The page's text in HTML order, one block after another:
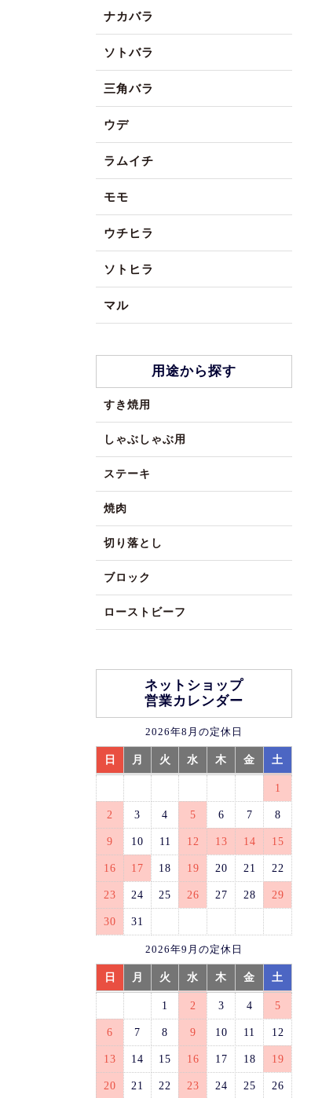
ナカバラ
ソトバラ
三角バラ
ウデ
ラムイチ
モモ
ウチヒラ
ソトヒラ
マル
用途から探す
すき焼用
しゃぶしゃぶ用
ステーキ
焼肉
切り落とし
ブロック
ローストビーフ
ネットショップ
営業カレンダー
2026年8月の定休日
日 月 火 水 木 金 土
1
2 3 4 5 6 7 8
9 10 11 12 13 14 15
16 17 18 19 20 21 22
23 24 25 26 27 28 29
30 31
2026年9月の定休日
日 月 火 水 木 金 土
1 2 3 4 5
6 7 8 9 10 11 12
13 14 15 16 17 18 19
20 21 22 23 24 25 26